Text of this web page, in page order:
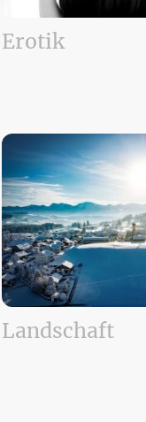
Erotik
Landschaft